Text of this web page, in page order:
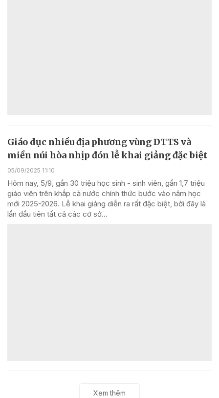
Giáo dục nhiều địa phương vùng DTTS và
miền núi hòa nhịp đón lễ khai giảng đặc biệt
05/09/2025 11:10
Hôm nay, 5/9, gần 30 triệu học sinh - sinh viên, gần 1,7 triệu
giáo viên trên khắp cả nước chính thức bước vào năm học
mới 2025-2026. Lễ khai giảng diễn ra rất đặc biệt, bởi đây là
lần đầu tiên tất cả các cơ sở...
Xem thêm